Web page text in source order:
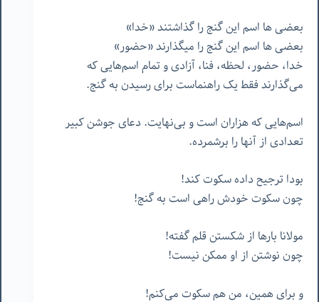
بعضی ها اسم این گنج را گذاشتند «خدا»
بعضی ها اسم این گنج را میگذارند «حضور»
خدا، حضور، لحظه، فنا، آزادی و تمام اسم‌هایی که
می‌گذارند فقط یک راهنماست برای رسیدن به گنج.
اسم‌هایی که هزاران است و بی‌نهایت. دعای جوشن کبیر
تعدادی از آنها را برشمرده.
بودا ترجیح داده سکوت کند!
چون سکوت خودش راهی است به گنج!
مولانا بارها از شکستن قلم گفته!
چون نوشتن از او ممکن نیست!
و برای همین، من هم سکوت می‌کنم!